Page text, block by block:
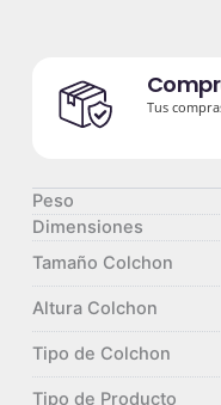
Tus
Peso
Dimensiones
Tamaño Colchon
Altura Colchon
Tipo de Colchon
Tipo de Producto